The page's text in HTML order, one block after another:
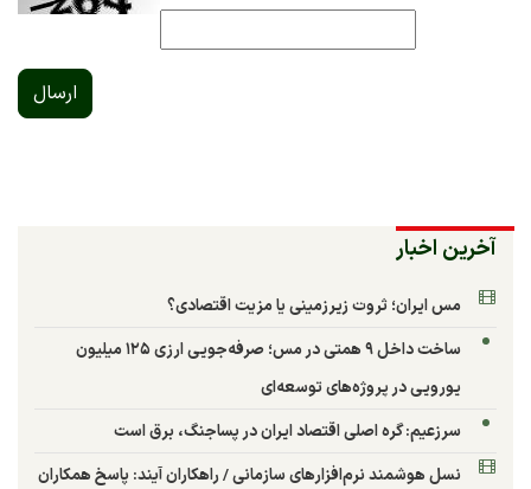
ارسال
آخرین اخبار
مس ایران؛ ثروت زیرزمینی یا مزیت اقتصادی؟
ساخت داخل ۹ همتی در مس؛ صرفه‌جویی ارزی ۱۲۵ میلیون
یورویی در پروژه‌های توسعه‌ای
سرزعیم: گره اصلی اقتصاد ایران در پساجنگ، برق است
نسل هوشمند نرم‌افزارهای سازمانی / راهکاران آیند: پاسخ همکاران